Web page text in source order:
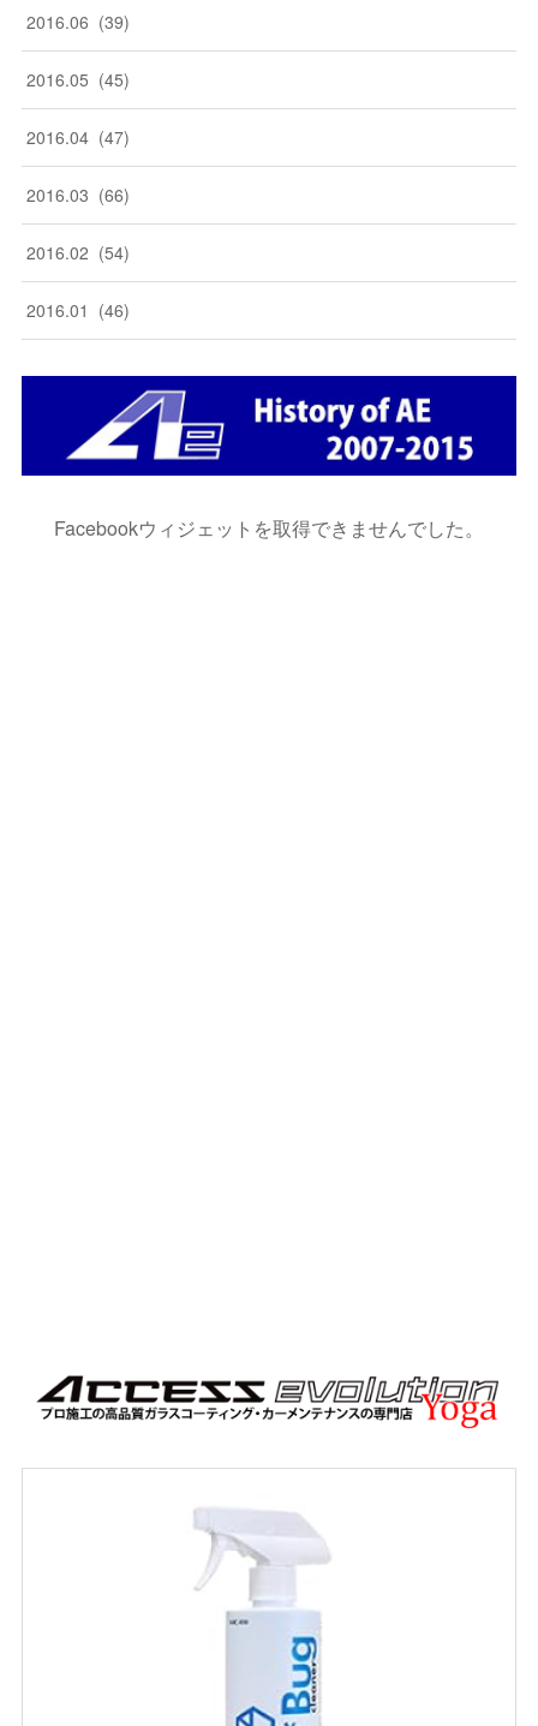
2016.06 (39)
2016.05 (45)
2016.04 (47)
2016.03 (66)
2016.02 (54)
2016.01 (46)
Facebookウィジェットを取得できませんでした。